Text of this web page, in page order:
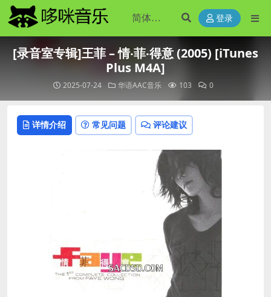
登录
[录音室专辑]王菲 – 情‧菲‧得意 (2005) [iTunes
Plus M4A]
2025-07-24 华语AAC音乐 103 0
详情介绍 常见问题 评论建议